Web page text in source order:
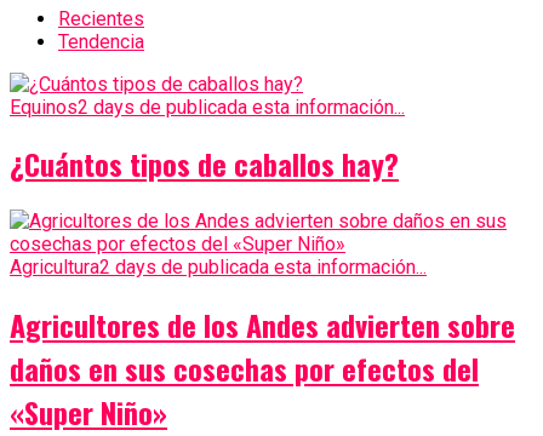
Recientes
Tendencia
Equinos2 days de publicada esta información...
¿Cuántos tipos de caballos hay?
Agricultura2 days de publicada esta información...
Agricultores de los Andes advierten sobre
daños en sus cosechas por efectos del
«Super Niño»